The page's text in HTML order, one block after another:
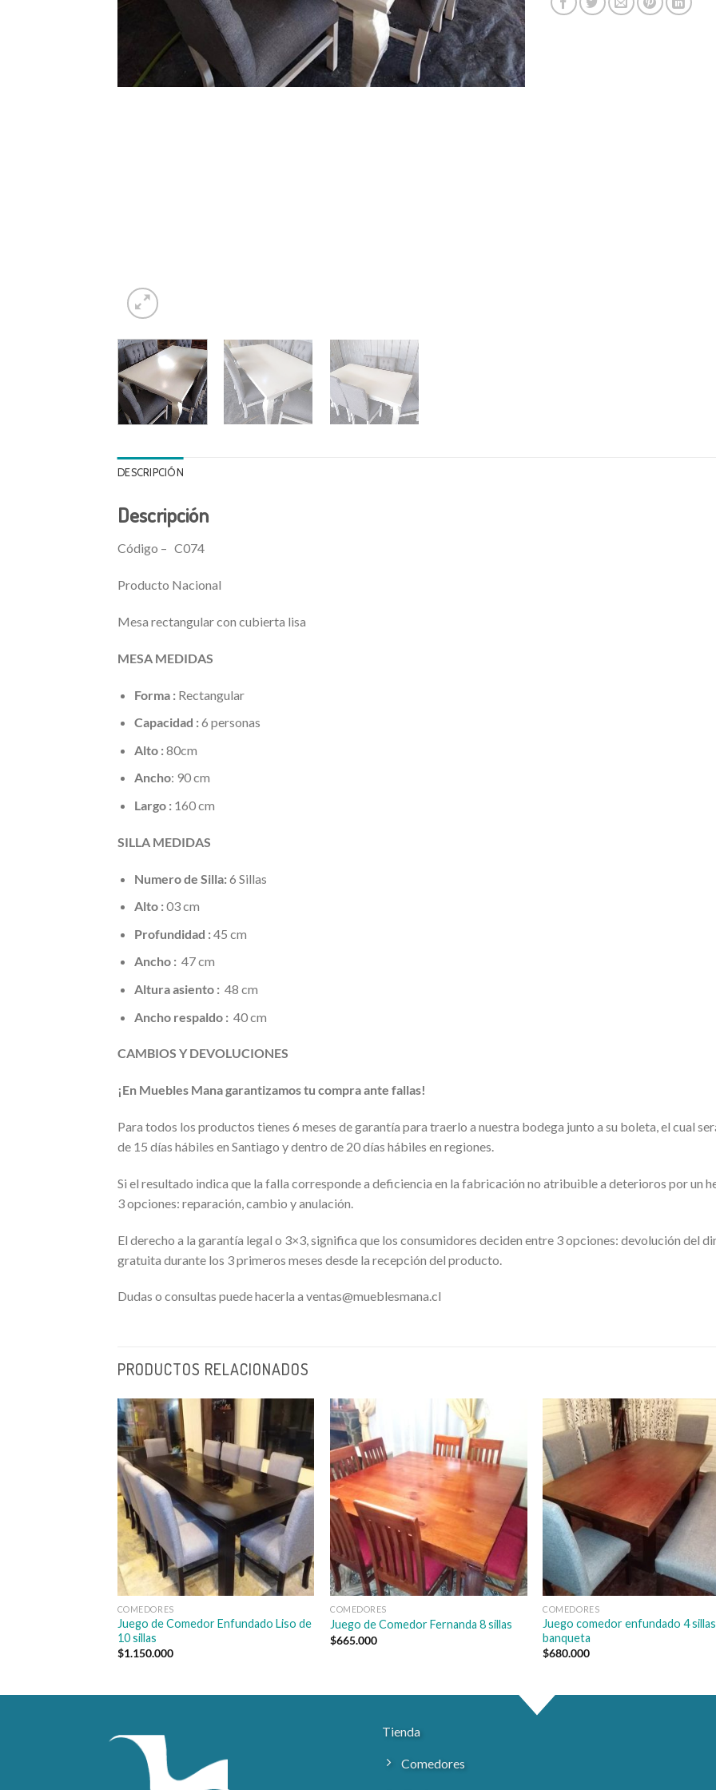
DESCRIPCIÓN
Descripción
Código – C074
Producto Nacional
Mesa rectangular con cubierta lisa
MESA MEDIDAS
Forma : Rectangular
Capacidad :6 personas
Alto :80cm
Ancho: 90 cm
Largo : 160 cm
SILLA MEDIDAS
Numero de Silla:6 Sillas
Alto :03 cm
Profundidad :45 cm
Ancho : 47 cm
Altura asiento : 48 cm
Ancho respaldo : 40 cm
CAMBIOS Y DEVOLUCIONES
¡En Muebles Mana garantizamos tu compra ante fallas!
Para todos los productos tienes 6 meses de garantía para traerlo a nuestra bodega junto a su boleta, el cual
de 15 días hábiles en Santiago y dentro de 20 días hábiles en regiones.
Si el resultado indica que la falla corresponde a deficiencia en la fabricación no atribuible a deterioros por un
3 opciones: reparación, cambio y anulación.
El derecho a la garantía legal o 3×3, significa que los consumidores deciden entre 3 opciones: devolución del
gratuita durante los 3 primeros meses desde la recepción del producto.
Dudas o consultas puede hacerla a ventas@mueblesmana.cl
PRODUCTOS RELACIONADOS
COMEDORES
Juego de Comedor Enfundado Liso de
10 sillas
$1.150.000
COMEDORES
Juego de Comedor Fernanda 8 sillas
$665.000
COMEDORES
Juego comedor enfundado 4 sillas
banqueta
$680.000
Tienda
Comedores